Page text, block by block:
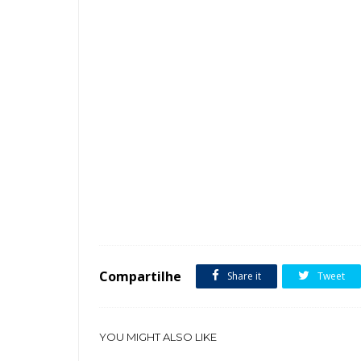
Compartilhe Share it Tweet
YOU MIGHT ALSO LIKE